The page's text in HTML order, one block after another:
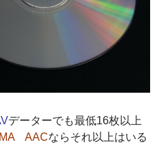
データーでも最低16枚以上
AACならそれ以上はいる